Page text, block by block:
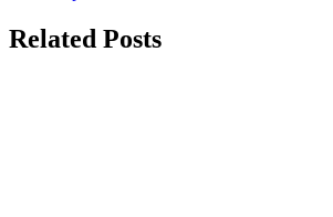
Related Posts